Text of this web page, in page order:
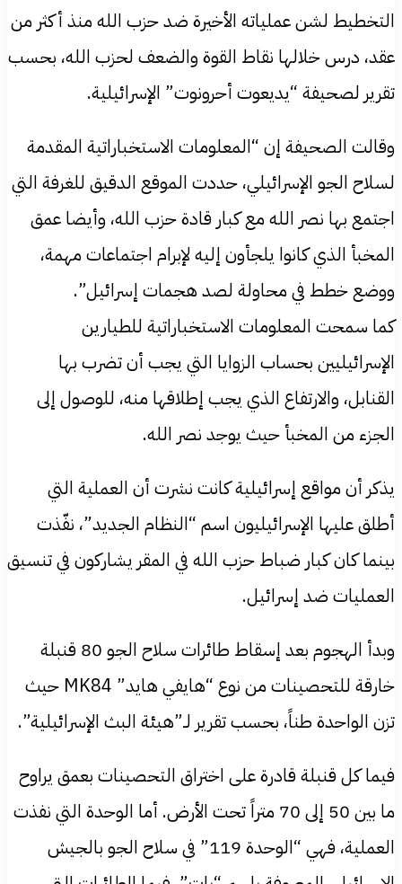
التخطيط لشن عملياته الأخيرة ضد حزب الله منذ أكثر من
عقد، درس خلالها نقاط القوة والضعف لحزب الله، بحسب
تقرير لصحيفة “يديعوت أحرونوت” الإسرائيلية.
وقالت الصحيفة إن “المعلومات الاستخباراتية المقدمة
لسلاح الجو الإسرائيلي، حددت الموقع الدقيق للغرفة التي
اجتمع بها نصر الله مع كبار قادة حزب الله، وأيضا عمق
المخبأ الذي كانوا يلجأون إليه لإبرام اجتماعات مهمة،
ووضع خطط في محاولة لصد هجمات إسرائيل”.
كما سمحت المعلومات الاستخباراتية للطيارين
الإسرائيليين بحساب الزوايا التي يجب أن تضرب بها
القنابل، والارتفاع الذي يجب إطلاقها منه، للوصول إلى
الجزء من المخبأ حيث يوجد نصر الله.
يذكر أن مواقع إسرائيلية كانت نشرت أن العملية التي
أطلق عليها الإسرائيليون اسم “النظام الجديد”، نفّذت
بينما كان كبار ضباط حزب الله في المقر يشاركون في تنسيق
العمليات ضد إسرائيل.
وبدأ الهجوم بعد إسقاط طائرات سلاح الجو 80 قنبلة
خارقة للتحصينات من نوع “هايفي هايد” MK84 حيث
تزن الواحدة طناً، بحسب تقرير لـ”هيئة البث الإسرائيلية”.
فيما كل قنبلة قادرة على اختراق التحصينات بعمق يراوح
ما بين 50 إلى 70 متراً تحت الأرض. أما الوحدة التي نفذت
العملية، فهي “الوحدة 119” في سلاح الجو بالجيش